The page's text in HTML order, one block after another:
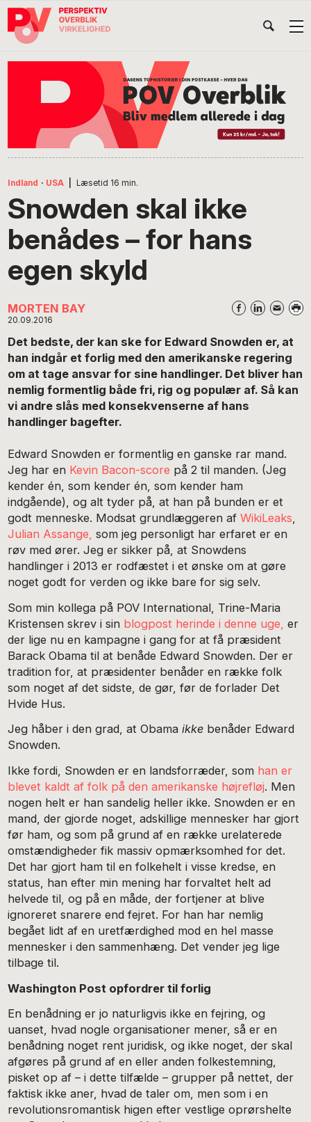
Gå
direkte
Skip
indhold
Gå
direkte
Indland · USA Læsetid 16 min.
Snowden skal ikke
benådes – for hans
egen skyld
MORTEN BAY
20.09.2016
Det bedste, der kan ske for Edward Snowden er, at
han indgår et forlig med den amerikanske regering
om at tage ansvar for sine handlinger. Det bliver han
nemlig formentlig både fri, rig og populær af. Så kan
vi andre slås med konsekvenserne af hans
handlinger bagefter.
Edward Snowden er formentlig en ganske rar mand.
Jeg har en Kevin Bacon-score på 2 til manden. (Jeg
kender én, som kender én, som kender ham
indgående), og alt tyder på, at han på bunden er et
godt menneske. Modsat grundlæggeren afWikiLeaks
Julian Assange, som jeg personligt har erfaret er en
røv med ører. Jeg er sikker på, at Snowdens
handlinger i 2013 er rodfæstet i et ønske om at gøre
noget godt for verden og ikke bare for sig selv.
Som min kollega på POV International, Trine-Maria
Kristensen skrev i sin blogpost herinde i denne uge, er
der lige nu en kampagne i gang for at få præsident
Barack Obama til at benåde Edward Snowden. Der er
tradition for, at præsidenter benåder en række folk
som noget af det sidste, de gør, før de forlader Det
Hvide Hus.
Jeg håber i den grad, at Obamaikke benåder Edward
Snowden.
Ikke fordi, Snowden er en landsforræder, som han er
blevet kaldt af folk på den amerikanske højrefløj. Men
nogen helt er han sandelig heller ikke. Snowden er en
mand, der gjorde noget, adskillige mennesker har gjort
før ham, og som på grund af en række urelaterede
omstændigheder fik massiv opmærksomhed for det.
Det har gjort ham til en folkehelt i visse kredse, en
status, han efter min mening har forvaltet helt ad
helvede til, og på en måde, der fortjener at blive
ignoreret snarere end fejret. For han har nemlig
begået lidt af en uretfærdighed mod en hel masse
mennesker i den sammenhæng. Det vender jeg lige
tilbage til.
Washington Post opfordrer til forlig
En benådning er jo naturligvis ikke en fejring, og
uanset, hvad nogle organisationer mener, så er en
benådning noget rent juridisk, og ikke noget, der skal
afgøres på grund af en eller anden folkestemning,
pisket op af – i dette tilfælde – grupper på nettet, der
faktisk ikke aner, hvad de taler om, men som i en
revolutionsromantisk higen efter vestlige oprørshelte